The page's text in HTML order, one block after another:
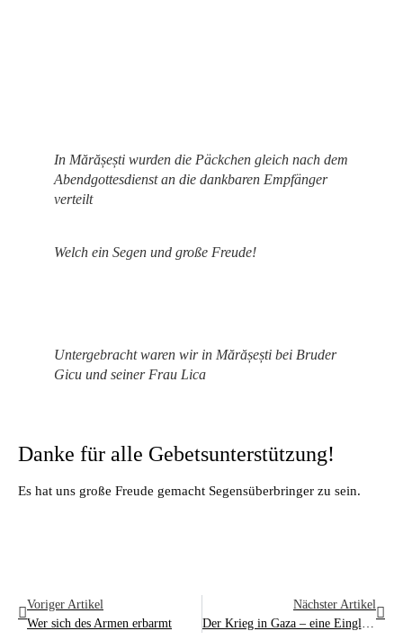
In Mărășești wurden die Päckchen gleich nach dem
Abendgottesdienst an die dankbaren Empfänger
verteilt
Welch ein Segen und große Freude!
Untergebracht waren wir in Mărășești bei Bruder
Gicu und seiner Frau Lica
Danke für alle Gebetsunterstützung!
Es hat uns große Freude gemacht Segensüberbringer zu sein.
Voriger Artikel
Wer sich des Armen erbarmt
Nächster Artikel